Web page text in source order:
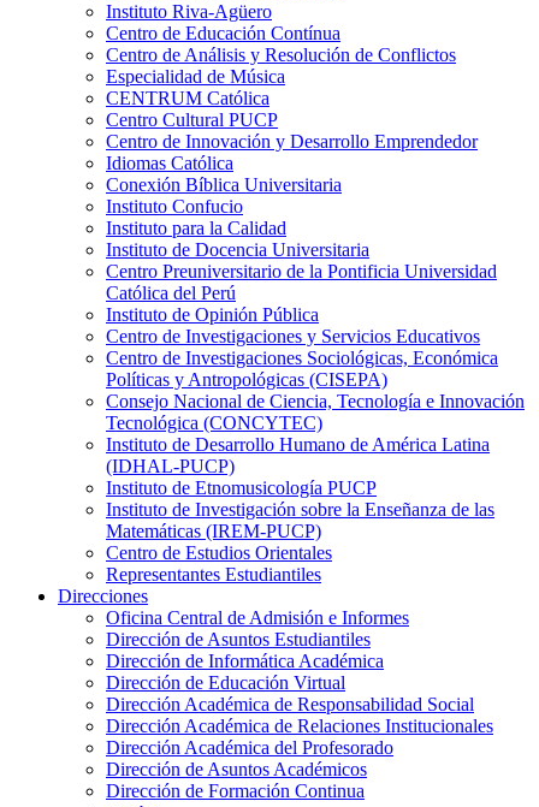
Instituto Riva-Agüero
Centro de Educación Contínua
Centro de Análisis y Resolución de Conflictos
Especialidad de Música
CENTRUM Católica
Centro Cultural PUCP
Centro de Innovación y Desarrollo Emprendedor
Idiomas Católica
Conexión Bíblica Universitaria
Instituto Confucio
Instituto para la Calidad
Instituto de Docencia Universitaria
Centro Preuniversitario de la Pontificia Universidad
Católica del Perú
Instituto de Opinión Pública
Centro de Investigaciones y Servicios Educativos
Centro de Investigaciones Sociológicas, Económica
Políticas y Antropológicas (CISEPA)
Consejo Nacional de Ciencia, Tecnología e Innovación
Tecnológica (CONCYTEC)
Instituto de Desarrollo Humano de América Latina
(IDHAL-PUCP)
Instituto de Etnomusicología PUCP
Instituto de Investigación sobre la Enseñanza de las
Matemáticas (IREM-PUCP)
Centro de Estudios Orientales
Representantes Estudiantiles
Direcciones
Oficina Central de Admisión e Informes
Dirección de Asuntos Estudiantiles
Dirección de Informática Académica
Dirección de Educación Virtual
Dirección Académica de Responsabilidad Social
Dirección Académica de Relaciones Institucionales
Dirección Académica del Profesorado
Dirección de Asuntos Académicos
Dirección de Formación Continua